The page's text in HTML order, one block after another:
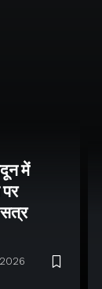
में
सत्र